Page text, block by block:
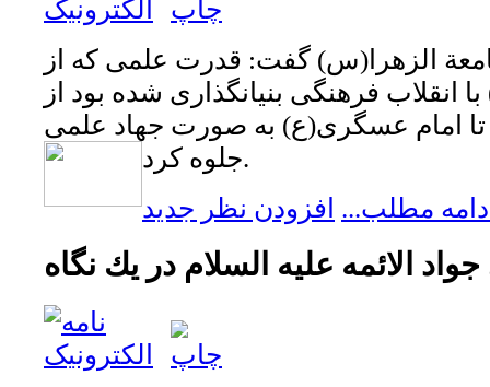
الزهرا(س) گفت: قدرت علمی که از
انقلاب فرهنگی بنیانگذاری شده بود از
تا امام عسگری(ع) به صورت جهاد علمی
جلوه کرد.
مطلب... افزودن نظر جدید
الائمه علیه السلام در يك نگاه